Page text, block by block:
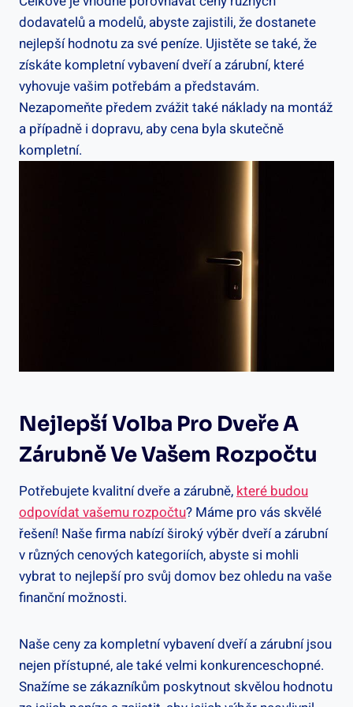
dodavatelů a modelů, abyste zajistili, že dostanete
nejlepší hodnotu za své peníze. Ujistěte se také, že
získáte kompletní vybavení dveří a zárubní, které
vyhovuje vašim potřebám a představám.
Nezapomeňte předem zvážit také náklady na montáž
a případně i dopravu, aby cena byla skutečně
kompletní.
Nejlepší Volba Pro Dveře A
Zárubně Ve Vašem Rozpočtu
Potřebujete kvalitní dveře a zárubně, které budou
odpovídat vašemu rozpočtu? Máme pro vás skvělé
řešení! Naše firma nabízí široký výběr dveří a zárubní
v různých cenových kategoriích, abyste si mohli
vybrat to nejlepší pro svůj domov bez ohledu na vaše
finanční možnosti.
Naše ceny za kompletní vybavení dveří a zárubní jsou
nejen přístupné, ale také velmi konkurenceschopné.
Snažíme se zákazníkům poskytnout skvělou hodnotu